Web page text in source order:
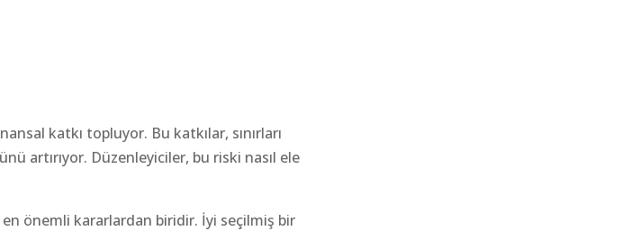
katkı topluyor. Bu katkılar, sınırları
artırıyor. Düzenleyiciler, bu riski nasıl ele
önemli kararlardan biridir. İyi seçilmiş bir